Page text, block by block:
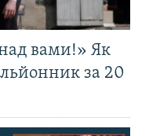
вами!» Як
за 20